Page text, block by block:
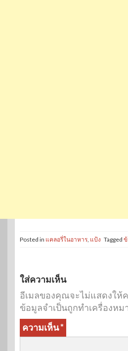
Posted in แคลอรี่ในอาหาร, แป้ง Tagged
ใส่ความเห็น
อีเมลของคุณจะไม่แสดงให้
ข้อมูลจำเป็นถูกทำเครื่องหม
ความเห็น*